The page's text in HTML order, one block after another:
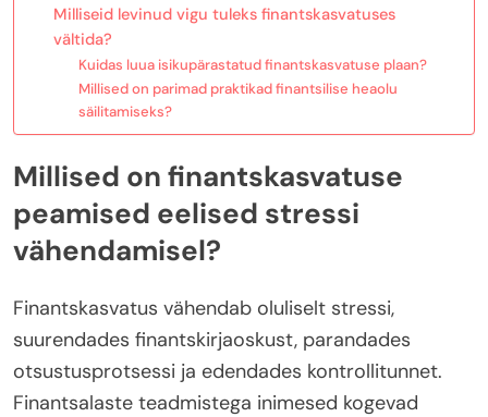
Milliseid levinud vigu tuleks finantskasvatuses
vältida?
Kuidas luua isikupärastatud finantskasvatuse plaan?
Millised on parimad praktikad finantsilise heaolu
säilitamiseks?
Millised on finantskasvatuse
peamised eelised stressi
vähendamisel?
Finantskasvatus vähendab oluliselt stressi,
suurendades finantskirjaoskust, parandades
otsustusprotsessi ja edendades kontrollitunnet.
Finantsalaste teadmistega inimesed kogevad